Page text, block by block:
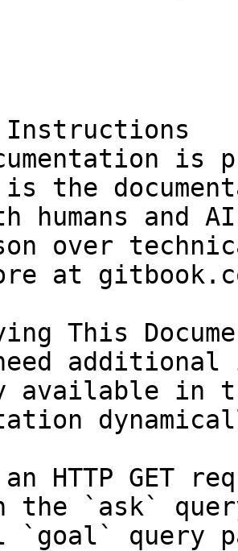
Instructions
is
is the
humans and
over
at
This
available in
HTTP GET
the `ask`
`goal` query